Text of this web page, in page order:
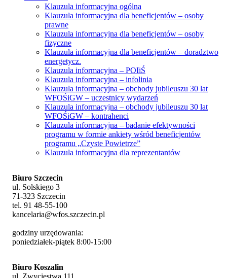
Klauzula informacyjna ogólna
Klauzula informacyjna dla beneficjentów – osoby
prawne
Klauzula informacyjna dla beneficjentów – osoby
fizyczne
Klauzula informacyjna dla beneficjentów – doradztwo
energetycz.
Klauzula informacyjna – POIiŚ
Klauzula informacyjna – infolinia
Klauzula informacyjna – obchody jubileuszu 30 lat
WFOŚiGW – uczestnicy wydarzeń
Klauzula informacyjna – obchody jubileuszu 30 lat
WFOŚiGW – kontrahenci
Klauzula informacyjna – badanie efektywności
programu w formie ankiety wśród beneficjentów
programu „Czyste Powietrze”
Klauzula informacyjna dla reprezentantów
Biuro Szczecin
ul. Solskiego 3
71-323 Szczecin
tel. 91 48-55-100
kancelaria@wfos.szczecin.pl
godziny urzędowania:
poniedziałek-piątek 8:00-15:00
Biuro Koszalin
ul. Zwycięstwa 111